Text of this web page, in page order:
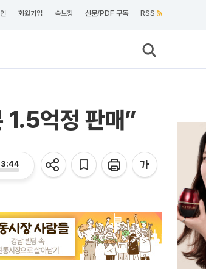
회원가입 속보창 신문/PDF 구독 RSS
1.5억정 판매”